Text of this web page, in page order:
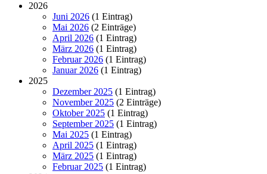
2026
Juni 2026 (1 Eintrag)
Mai 2026 (2 Einträge)
April 2026 (1 Eintrag)
März 2026 (1 Eintrag)
Februar 2026 (1 Eintrag)
Januar 2026 (1 Eintrag)
2025
Dezember 2025 (1 Eintrag)
November 2025 (2 Einträge)
Oktober 2025 (1 Eintrag)
September 2025 (1 Eintrag)
Mai 2025 (1 Eintrag)
April 2025 (1 Eintrag)
März 2025 (1 Eintrag)
Februar 2025 (1 Eintrag)